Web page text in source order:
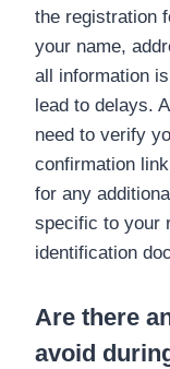
the registration
your name,
all information
lead to delays.
need to verify
confirmation
for any
specific to your
identification
Are there
avoid